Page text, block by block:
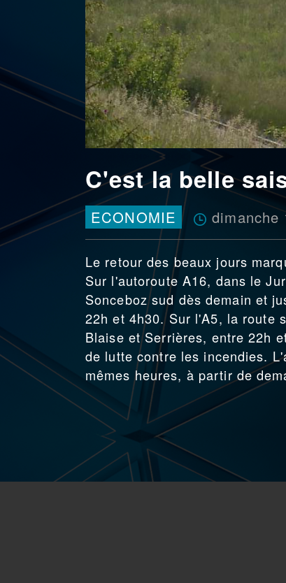
C'est la belle
ECONOMIE dimanche
Le retour des beaux jours
Sur l'autoroute A16, dans le
Sonceboz sud dès demain et
22h et 4h30. Sur l'A5, la route
Blaise et Serrières, entre 22h
de lutte contre les incendies.
mêmes heures, à partir de